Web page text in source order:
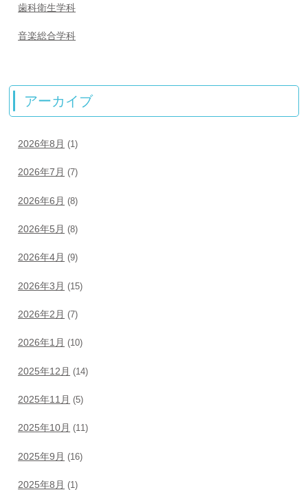
歯科衛生学科
音楽総合学科
アーカイブ
2026年8月 (1)
2026年7月 (7)
2026年6月 (8)
2026年5月 (8)
2026年4月 (9)
2026年3月 (15)
2026年2月 (7)
2026年1月 (10)
2025年12月 (14)
2025年11月 (5)
2025年10月 (11)
2025年9月 (16)
2025年8月 (1)